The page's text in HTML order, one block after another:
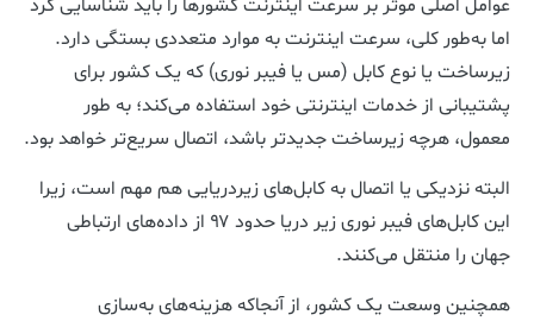
عوامل اصلی موثر بر سرعت اینترنت کشورها را باید شناسایی کرد
اما به‌طور کلی، سرعت اینترنت به موارد متعددی بستگی دارد.
زیرساخت یا نوع کابل (مس یا فیبر نوری) که یک کشور برای
پشتیبانی از خدمات اینترنتی خود استفاده می‌کند؛ به طور
معمول، هرچه زیرساخت جدیدتر باشد، اتصال سریع‌تر خواهد بود.
البته نزدیکی یا اتصال به کابل‌های زیردریایی هم مهم است، زیرا
این کابل‌های فیبر نوری زیر دریا حدود ۹۷ از داده‌های ارتباطی
جهان را منتقل می‌کنند.
همچنین وسعت یک کشور، از آنجاکه هزینه‌های به‌سازی